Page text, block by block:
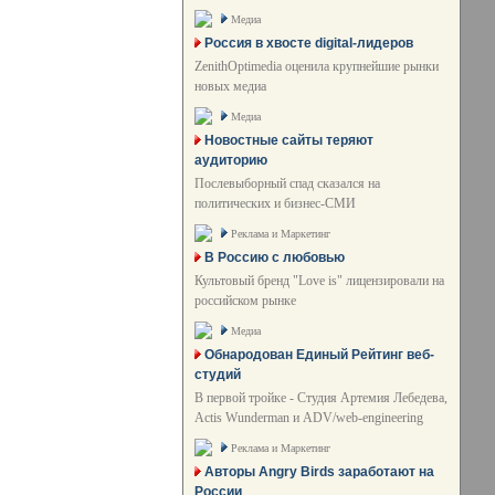
Медиа
Россия в хвосте digital-лидеров
ZenithOptimedia оценила крупнейшие рынки
новых медиа
Медиа
Новостные сайты теряют
аудиторию
Послевыборный спад сказался на
политических и бизнес-СМИ
Реклама и Маркетинг
В Россию с любовью
Культовый бренд "Love is" лицензировали на
российском рынке
Медиа
Обнародован Единый Рейтинг веб-
студий
В первой тройке - Студия Артемия Лебедева,
Actis Wunderman и ADV/web-engineering
Реклама и Маркетинг
Авторы Angry Birds заработают на
России